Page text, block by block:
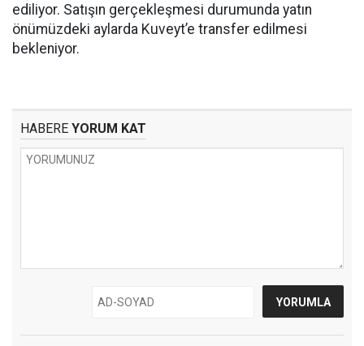
ediliyor. Satışın gerçekleşmesi durumunda yatın
önümüzdeki aylarda Kuveyt’e transfer edilmesi
bekleniyor.
HABERE YORUM KAT